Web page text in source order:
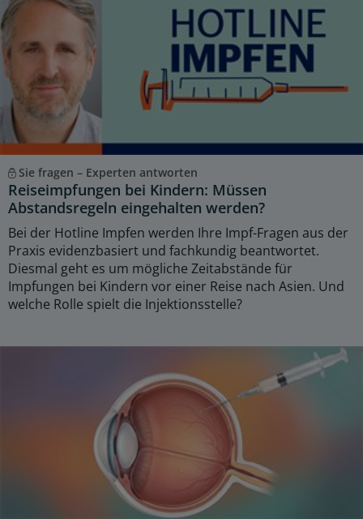
Sie fragen – Experten antworten
Reiseimpfungen bei Kindern: Müssen
Abstandsregeln eingehalten werden?
Bei der Hotline Impfen werden Ihre Impf-Fragen aus der
Praxis evidenzbasiert und fachkundig beantwortet.
Diesmal geht es um mögliche Zeitabstände für
Impfungen bei Kindern vor einer Reise nach Asien. Und
welche Rolle spielt die Injektionsstelle?